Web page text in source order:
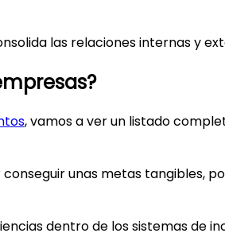
las relaciones internas y
, vamos a ver un listado
unas metas tangibles,
dentro de los sistemas de